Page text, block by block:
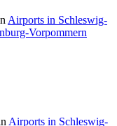
Airports in Schleswig-
Vorpommern
Airports in Schleswig-